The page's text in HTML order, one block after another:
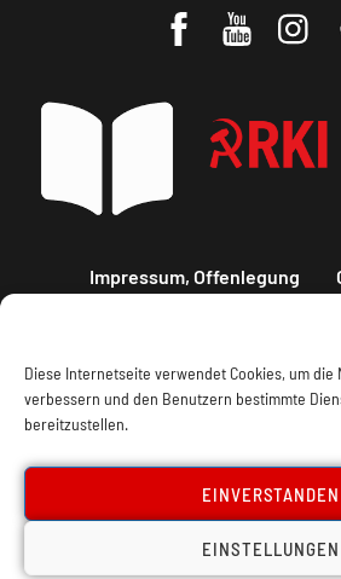
Diese Internetseite verwendet Cookies, um die
verbessern und den Benutzern bestimmte
bereitzustellen.
EINVERSTANDEN
EINSTELLUNGEN
Impressum, Offenlegung